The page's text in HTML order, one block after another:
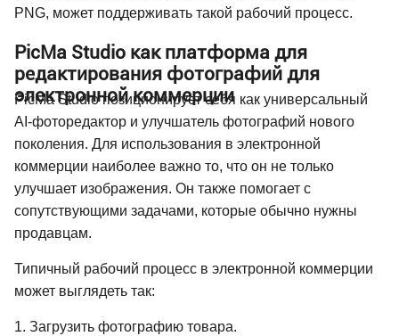
PNG, может поддерживать такой рабочий процесс.
PicMa Studio как платформа для
редактирования фотографий для
электронной коммерции
PicMa Studio позиционирует себя как универсальный
AI-фоторедактор и улучшатель фотографий нового
поколения. Для использования в электронной
коммерции наиболее важно то, что он не только
улучшает изображения. Он также помогает с
сопутствующими задачами, которые обычно нужны
продавцам.
Типичный рабочий процесс в электронной коммерции
может выглядеть так:
1. Загрузить фотографию товара.